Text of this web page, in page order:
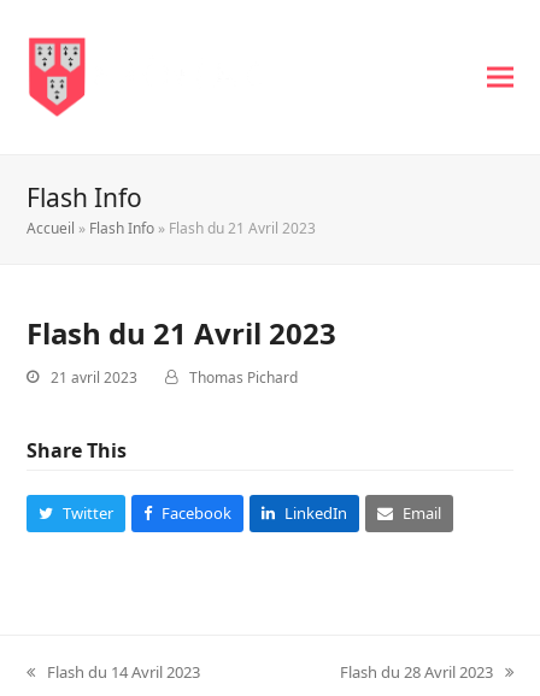
Flash Info
Accueil » Flash Info » Flash du 21 Avril 2023
Flash du 21 Avril 2023
21 avril 2023 Thomas Pichard
Share This
Twitter Facebook LinkedIn Email
previous
Flash du 14 Avril 2023
next
Flash du 28 Avril 2023